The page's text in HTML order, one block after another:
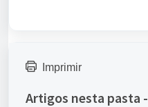
Imprimir
Artigos nesta pasta -